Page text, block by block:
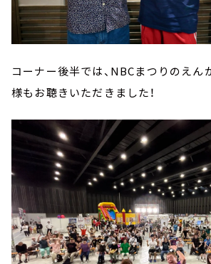
コーナー後半では、NBCまつりのえん
様もお聴きいただきました！